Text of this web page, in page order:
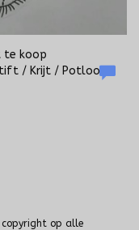
te koop
/ Krijt / Potlood
copyright op alle